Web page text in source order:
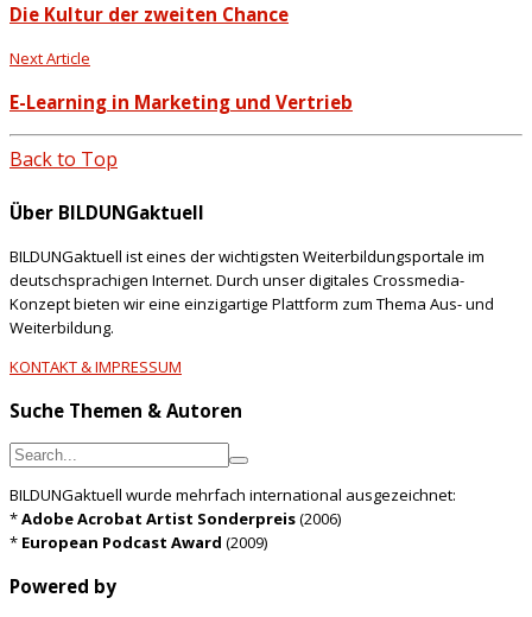
Die Kultur der zweiten Chance
Next Article
E-Learning in Marketing und Vertrieb
Back to Top
Über BILDUNGaktuell
BILDUNGaktuell ist eines der wichtigsten Weiterbildungsportale im
deutschsprachigen Internet. Durch unser digitales Crossmedia-
Konzept bieten wir eine einzigartige Plattform zum Thema Aus- und
Weiterbildung.
KONTAKT & IMPRESSUM
Suche Themen & Autoren
BILDUNGaktuell wurde mehrfach international ausgezeichnet:
*Adobe Acrobat Artist Sonderpreis(2006)
* European Podcast Award (2009)
Powered by